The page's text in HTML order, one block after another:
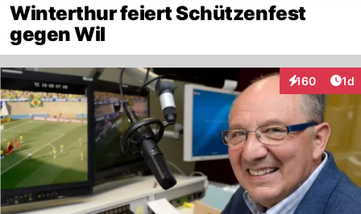
Winterthur feiert Schützenfest
gegen Wil
160
Interaktionen
1d